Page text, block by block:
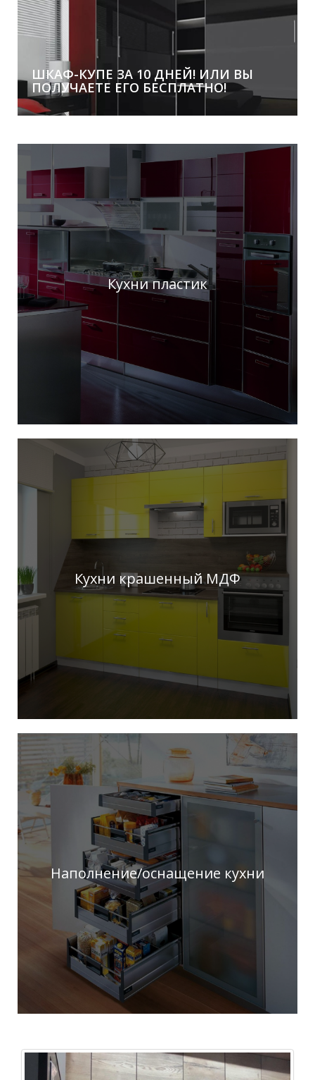
Покупай в Стилькорп и получай скидку в свой День
Рождения!
ШКАФ-КУПЕ ЗА 10 ДНЕЙ! ИЛИ ВЫ
ПОЛУЧАЕТЕ ЕГО БЕСПЛАТНО!
Кухни пластик
Кухни крашенный МДФ
Наполнение/оснащение кухни